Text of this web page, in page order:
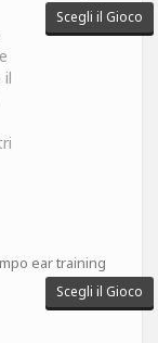
il
Scegli il Gioco
ear training
Scegli il Gioco